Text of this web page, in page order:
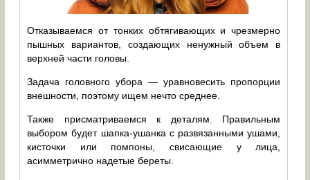
Отказываемся от тонких обтягивающих и чрезмерно
пышных вариантов, создающих ненужный объем в
верхней части головы.
Задача головного убора — уравновесить пропорции
внешности, поэтому ищем нечто среднее.
Также присматриваемся к деталям. Правильным
выбором будет шапка-ушанка с развязанными ушами,
кисточки или помпоны, свисающие у лица,
асимметрично надетые береты.